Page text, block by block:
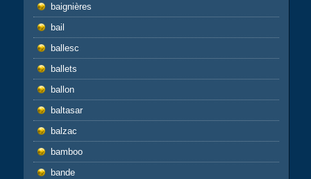
baignières
bail
ballesc
ballets
ballon
baltasar
balzac
bamboo
bande